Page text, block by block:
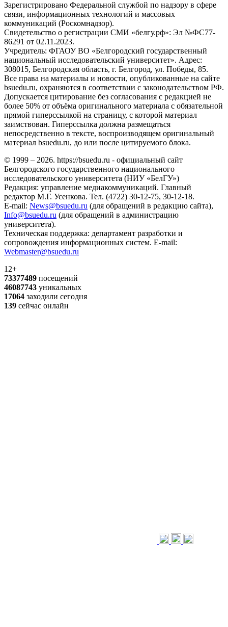
Зарегистрировано Федеральной службой по надзору в сфере
связи, информационных технологий и массовых
коммуникаций (Роскомнадзор).
Свидетельство о регистрации СМИ «белгу.рф»: Эл №ФС77-
86291 от 02.11.2023.
Учредитель: ФГАОУ ВО «Белгородский государственный
национальный исследовательский университет». Адрес:
308015, Белгородская область, г. Белгород, ул. Победы, 85.
Все права на материалы и новости, опубликованные на сайте
bsuedu.ru, охраняются в соответствии с законодательством РФ.
Допускается цитирование без согласования с редакцией не
более 50% от объёма оригинального материала с обязательной
прямой гиперссылкой на страницу, с которой материал
заимствован. Гиперссылка должна размещаться
непосредственно в тексте, воспроизводящем оригинальный
материал bsuedu.ru, до или после цитируемого блока.
© 1999 – 2026. https://bsuedu.ru - официальный сайт
Белгородского государственного национального
исследовательского университета (НИУ «БелГУ»)
Редакция: управление медиакоммуникаций. Главный
редактор М.Г. Усенкова. Тел. (4722) 30-12-75, 30-12-18.
E-mail: News@bsuedu.ru (для обращений в редакцию сайта),
Info@bsuedu.ru (для обращений в администрацию
университета).
Техническая поддержка: департамент разработки и
сопровождения информационных систем. E-mail:
Webmaster@bsuedu.ru
12+
73377489 посещений
46087743 уникальных
17064 заходили сегодня
139 сейчас онлайн